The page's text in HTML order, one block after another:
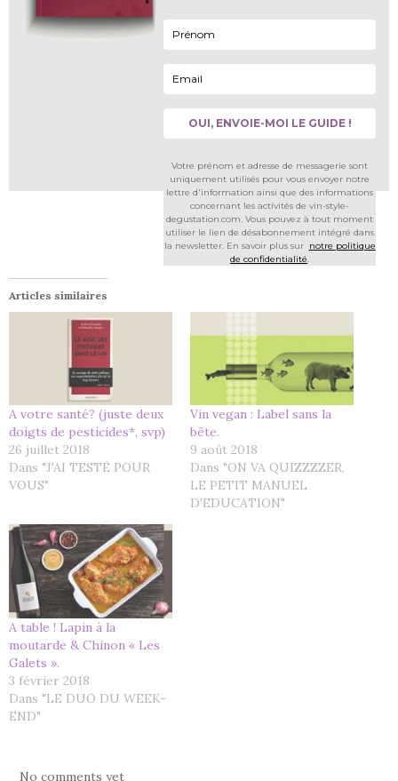
Votre prénom et adresse de messagerie sont
uniquement utilisés pour vous envoyer notre
lettre d'information ainsi que des informations
concernant les activités de vin-style-
degustation.com. Vous pouvez à tout moment
utiliser le lien de désabonnement intégré dans
la newsletter. En savoir plus sur notre politique
de confidentialité.
Articles similaires
A votre santé? (juste deux
doigts de pesticides*, svp)
26 juillet 2018
Dans "J'AI TESTÉ POUR
VOUS"
Vin vegan : Label sans la
bête.
9 août 2018
Dans "ON VA QUIZZZZER,
LE PETIT MANUEL
D'EDUCATION"
A table ! Lapin à la
moutarde & Chinon « Les
Galets ».
3 février 2018
Dans "LE DUO DU WEEK-
END"
No comments yet